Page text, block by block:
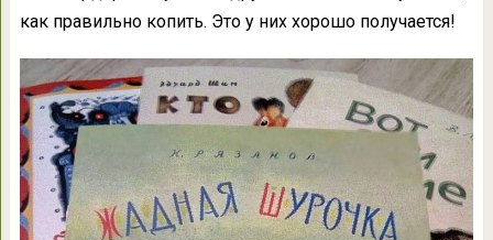
как правильно копить. Это у них хорошо получается!